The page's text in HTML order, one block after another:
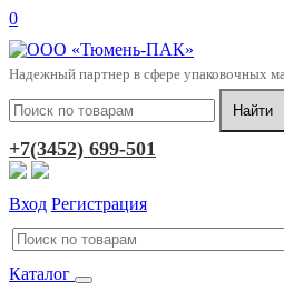
0
Надежный партнер в сфере упаковочных
+7(3452) 699-501
Вход Регистрация
Каталог